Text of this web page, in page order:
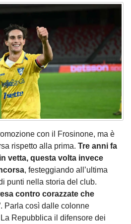
con il Frosinone, ma è
rispetto alla prima. Tre anni fa
vetta, questa volta invece
, festeggiando all’ultima
punti nella storia del club.
contro corazzate che
Parla così dalle colonne
Repubblica il difensore dei